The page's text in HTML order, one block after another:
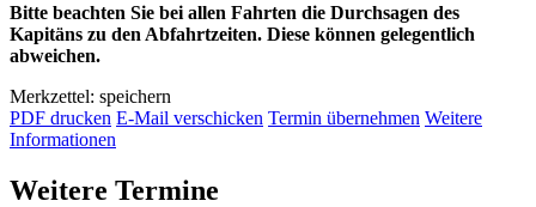
Bitte beachten Sie bei allen Fahrten die Durchsagen des
Kapitäns zu den Abfahrtzeiten. Diese können gelegentlich
abweichen.
Merkzettel: speichern
PDF drucken E-Mail verschicken Termin übernehmen Weitere
Informationen
Weitere Termine